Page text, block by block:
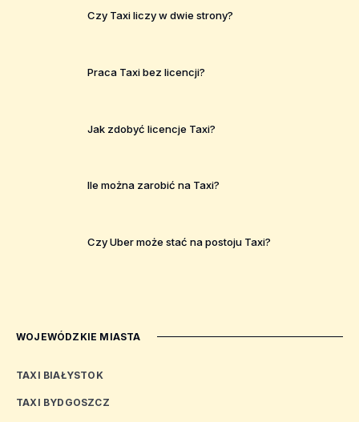
Czy Taxi liczy w dwie strony?
Praca Taxi bez licencji?
Jak zdobyć licencje Taxi?
Ile można zarobić na Taxi?
Czy Uber może stać na postoju Taxi?
WOJEWÓDZKIE MIASTA
TAXI BIAŁYSTOK
TAXI BYDGOSZCZ